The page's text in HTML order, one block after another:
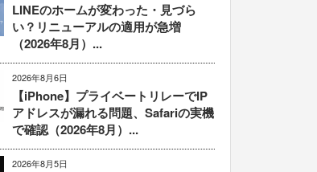
LINEのホームが変わった・見づら
い？リニューアルの適用が急増
（2026年8月）...
2026年8月6日
【iPhone】プライベートリレーでIP
アドレスが漏れる問題、Safariの実機
で確認（2026年8月）...
2026年8月5日